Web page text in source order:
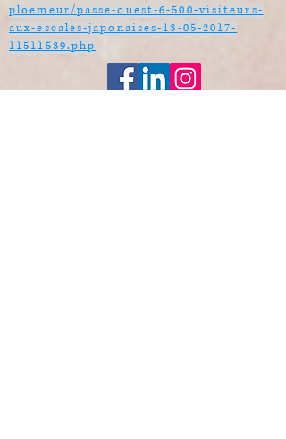
ploemeur/passe-ouest-6-500-visiteurs-
aux-escales-japonaises-13-05-2017-
11511539.php